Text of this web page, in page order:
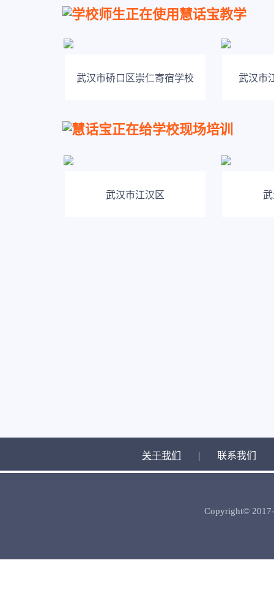
学校师生正在使用慧话宝教学
武汉市硚口区崇仁寄宿学校 武汉市
慧话宝正在给学校现场培训
武汉市江汉区
关于我们 | 联系我们
Copyright©